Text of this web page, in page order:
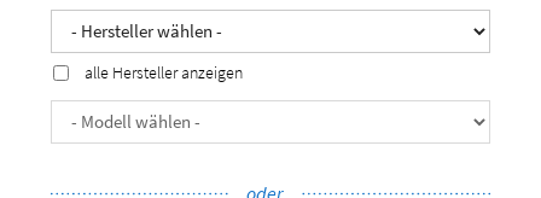
alle Hersteller anzeigen